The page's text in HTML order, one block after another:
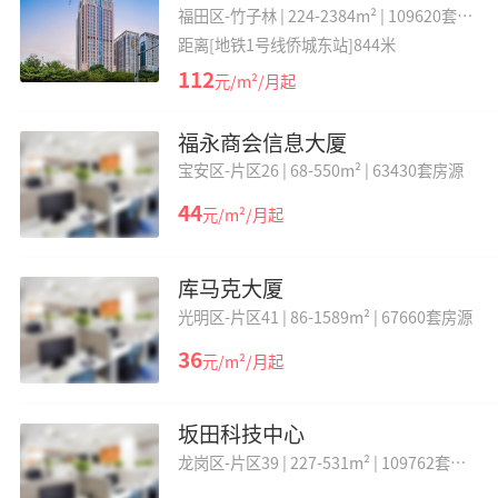
福田区-竹子林 | 224-2384m² |
源
距离[地铁1号线侨城东站]844米
112元/m²/月起
福永商会信息大厦
宝安区-片区26 | 68-550m² | 63430套房源
44元/m²/月起
库马克大厦
光明区-片区41 |86-1589m² | 67660套房源
36元/m²/月起
坂田科技中心
龙岗区-片区39 | 227-531m² |